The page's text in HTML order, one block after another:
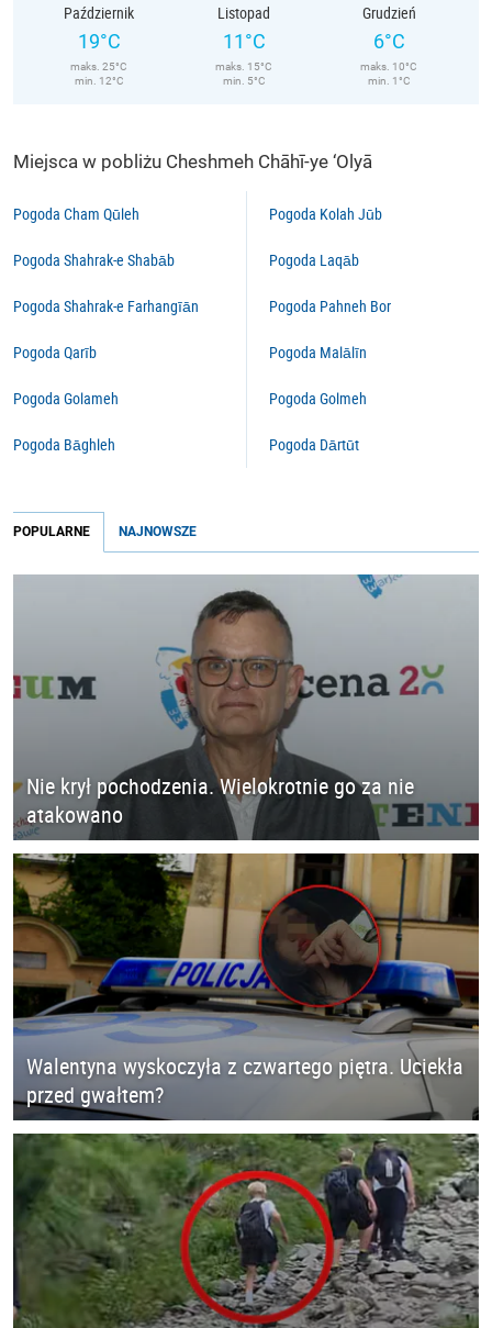
Październik
19°C
maks. 25°C
min. 12°C
Listopad
11°C
maks. 15°C
min. 5°C
Grudzień
6°C
maks. 10°C
min. 1°C
Miejsca w pobliżu Cheshmeh Chāhī-ye ‘Olyā
Pogoda Cham Qūleh
Pogoda Shahrak-e Shabāb
Pogoda Shahrak-e Farhangīān
Pogoda Qarīb
Pogoda Golameh
Pogoda Bāghleh
Pogoda Kolah Jūb
Pogoda Laqāb
Pogoda Pahneh Bor
Pogoda Malālīn
Pogoda Golmeh
Pogoda Dārtūt
POPULARNE NAJNOWSZE
Nie krył pochodzenia. Wielokrotnie go za nie
atakowano
Walentyna wyskoczyła z czwartego piętra. Uciekła
przed gwałtem?